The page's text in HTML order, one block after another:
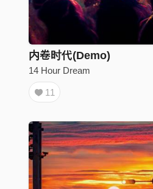
内卷时代(Demo)
14 Hour Dream
11